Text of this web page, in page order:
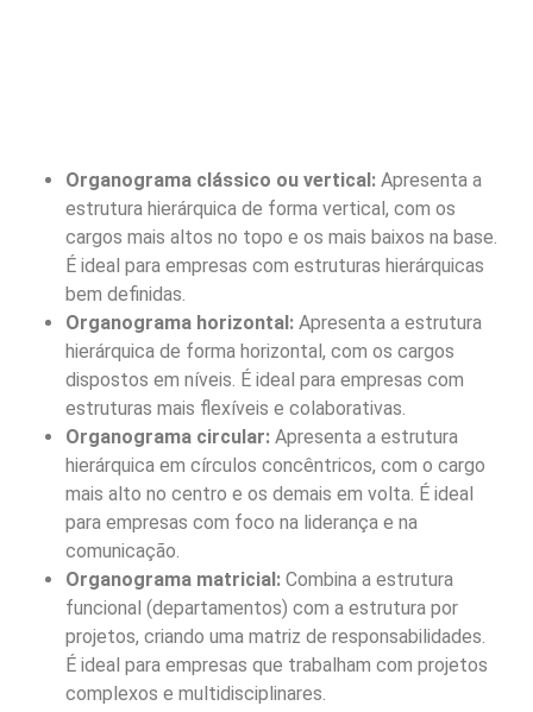
Organograma clássico ou vertical: Apresenta a
estrutura hierárquica de forma vertical, com os
cargos mais altos no topo e os mais baixos na base.
É ideal para empresas com estruturas hierárquicas
bem definidas.
Organograma horizontal: Apresenta a estrutura
hierárquica de forma horizontal, com os cargos
dispostos em níveis. É ideal para empresas com
estruturas mais flexíveis e colaborativas.
Organograma circular: Apresenta a estrutura
hierárquica em círculos concêntricos, com o cargo
mais alto no centro e os demais em volta. É ideal
para empresas com foco na liderança e na
comunicação.
Organograma matricial: Combina a estrutura
funcional (departamentos) com a estrutura por
projetos, criando uma matriz de responsabilidades.
É ideal para empresas que trabalham com projetos
complexos e multidisciplinares.